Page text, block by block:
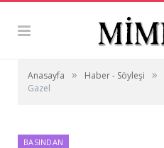
Anasayfa » Haber - Söyleşi »
Gazel
BASINDAN